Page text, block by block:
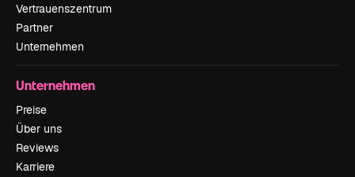
Vertrauenszentrum
Partner
Unternehmen
Unternehmen
Preise
Über uns
Reviews
Karriere